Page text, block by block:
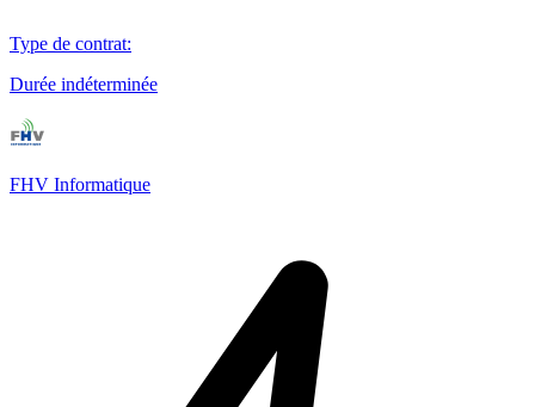
Type de contrat:
Durée indéterminée
FHV Informatique